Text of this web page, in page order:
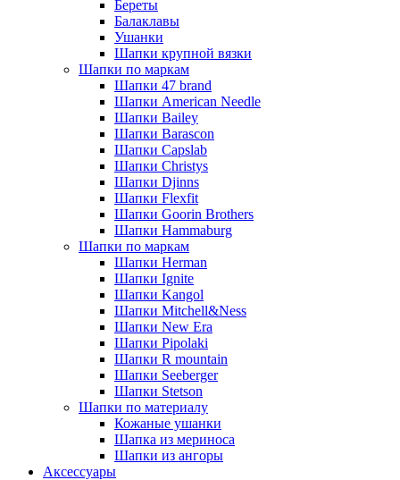
Береты
Балаклавы
Ушанки
Шапки крупной вязки
Шапки по маркам
Шапки 47 brand
Шапки American Needle
Шапки Bailey
Шапки Barascon
Шапки Capslab
Шапки Christys
Шапки Djinns
Шапки Flexfit
Шапки Goorin Brothers
Шапки Hammaburg
Шапки по маркам
Шапки Herman
Шапки Ignite
Шапки Kangol
Шапки Mitchell&Ness
Шапки New Era
Шапки Pipolaki
Шапки R mountain
Шапки Seeberger
Шапки Stetson
Шапки по материалу
Кожаные ушанки
Шапка из мериноса
Шапки из ангоры
Аксессуары